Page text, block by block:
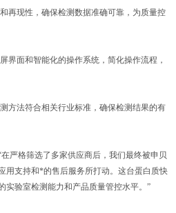
现性，确保检测数据准确可靠，为质量控
面和智能化的操作系统，简化操作流程，
法符合相关行业标准，确保检测结果的有
格筛选了多家供应商后，我们最终被申贝
用支持和*的售后服务所打动。这台蛋白质快
实验室检测能力和产品质量管控水平。”